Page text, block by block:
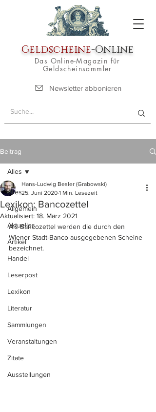
Geldscheine-Online
Das Online-Magazin für
Geldscheinsammler
Newsletter abbonieren
Beitrag
Alles
Allgemein
Aktuelles
Artikel
Handel
Leserpost
Lexikon
Literatur
Sammlungen
Veranstaltungen
Zitate
Ausstellungen
Alles
Lexikon: Bancozettel
Hans-Ludwig Besler (Grabowski)
25. Juni 2020 1 Min. Lesezeit
Aktualisiert: 18. März 2021
Als Bancozettel werden die durch den
Wiener Stadt-Banco ausgegebenen Scheine
bezeichnet.